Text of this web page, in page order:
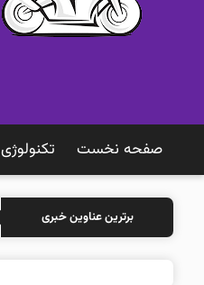
صفحه نخست تکنولوژی
برترین عناوین خبری